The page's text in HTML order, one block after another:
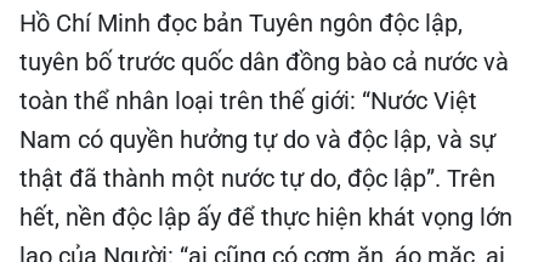
Hồ Chí Minh đọc bản Tuyên ngôn độc lập,
tuyên bố trước quốc dân đồng bào cả nước và
toàn thể nhân loại trên thế giới: “Nước Việt
Nam có quyền hưởng tự do và độc lập, và sự
thật đã thành một nước tự do, độc lập”. Trên
hết, nền độc lập ấy để thực hiện khát vọng lớn
lao của Người: “ai cũng có cơm ăn, áo mặc, ai